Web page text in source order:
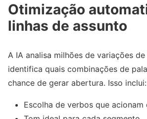
Otimização
linhas de assunto
A IA analisa milhões de variações
identifica quais combinações de
chance de gerar abertura. Isso inclui:
Escolha de verbos que acionam